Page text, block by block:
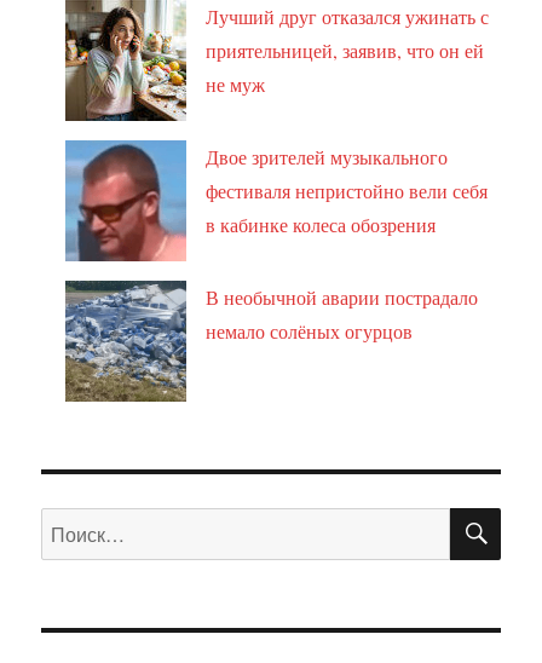
Лучший друг отказался ужинать с
приятельницей, заявив, что он ей
не муж
Двое зрителей музыкального
фестиваля непристойно вели себя
в кабинке колеса обозрения
В необычной аварии пострадало
немало солёных огурцов
Искать: